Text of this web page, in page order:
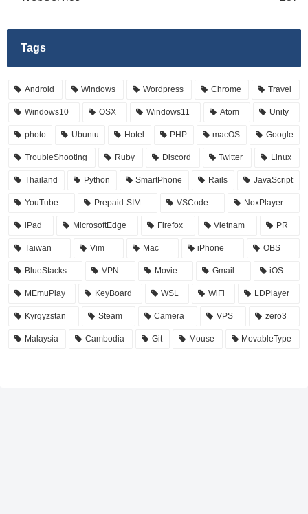
Tags
Android Windows Wordpress Chrome Travel
Windows10 OSX Windows11 Atom Unity
photo Ubuntu Hotel PHP macOS Google
TroubleShooting Ruby Discord Twitter Linux
Thailand Python SmartPhone Rails JavaScript
YouTube Prepaid-SIM VSCode NoxPlayer
iPad MicrosoftEdge Firefox Vietnam PR
Taiwan Vim Mac iPhone OBS
BlueStacks VPN Movie Gmail iOS
MEmuPlay KeyBoard WSL WiFi LDPlayer
Kyrgyzstan Steam Camera VPS zero3
Malaysia Cambodia Git Mouse MovableType